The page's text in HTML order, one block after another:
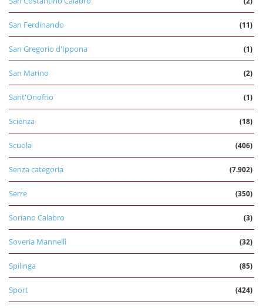
San Ferdinando (11)
San Gregorio d'Ippona (1)
San Marino (2)
Sant'Onofrio (1)
Scienza (18)
Scuola (406)
Senza categoria (7.902)
Serre (350)
Soriano Calabro (3)
Soveria Mannelli (32)
Spilinga (85)
Sport (424)